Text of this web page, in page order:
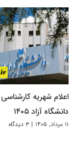
اعلام شهریه
دانشگاه آزاد ۱۴۰۵
۱۱ مرداد, ۱۴۰۵ | ۳ دیدگاه